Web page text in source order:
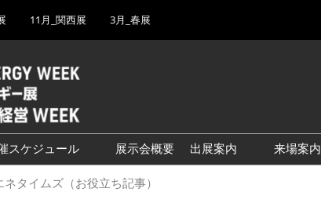
11月_関西展 3月_春展
スケジュール
└2027年3月（東京ビッグ
展示会概要
出展案内
来場案内
ネタイムズ（お役立ち記事）